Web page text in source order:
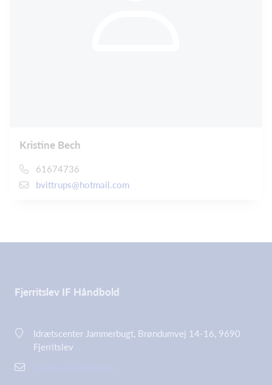
Kristine Bech
61674736
bvittrups@hotmail.com
Fjerritslev IF Håndbold
Idrætscenter Jammerbugt, Brøndumvej 14-16, 9690
Fjerritslev